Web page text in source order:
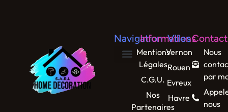
NavigationInformations
Mentions
Légales
C.G.U.
Nos
Partenaires
Villes
Vernon
Rouen
Evreux
Havre
Contact
Nous
par
nous